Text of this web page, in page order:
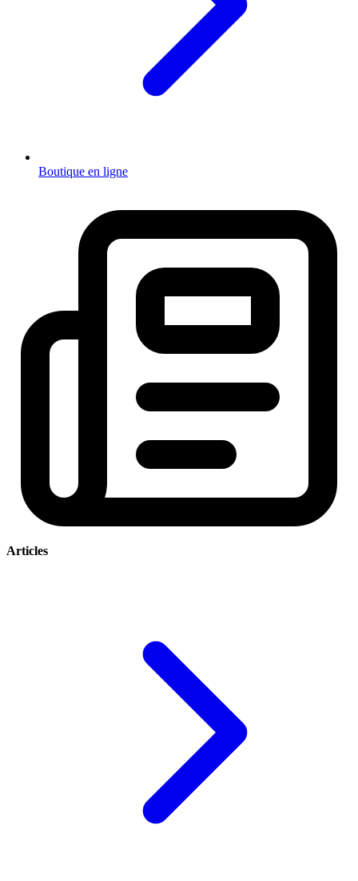
Boutique en ligne
Articles